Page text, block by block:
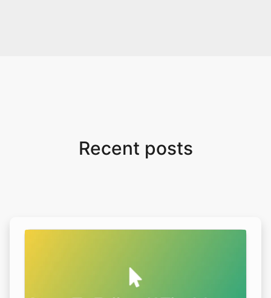
Recent posts